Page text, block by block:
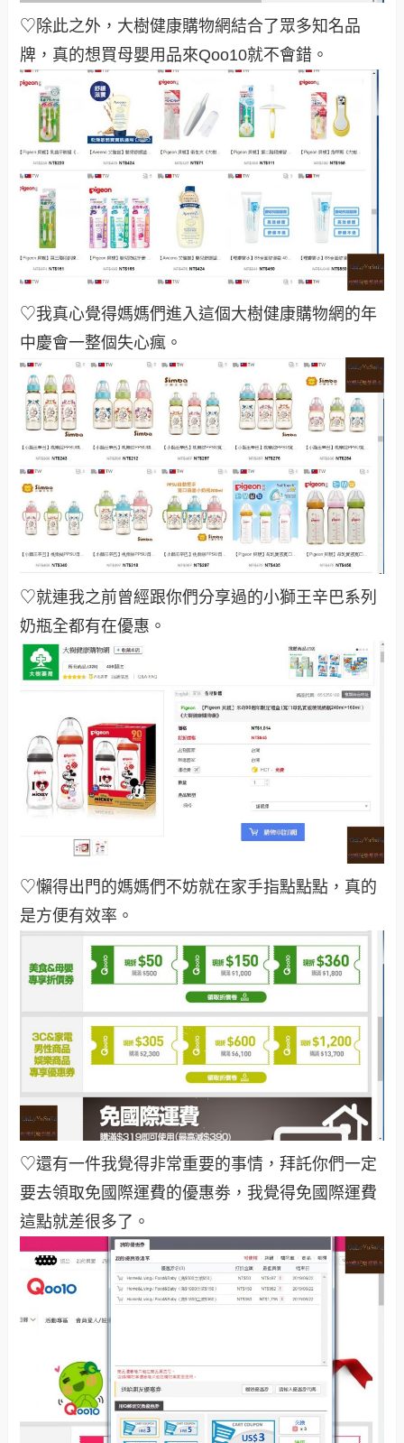
♡除此之外，大樹健康購物網結合了眾多知名品
牌，真的想買母嬰用品來Qoo10就不會錯 。
♡我真心覺得媽媽們進入這個大樹健康購物網的年
中慶會一整個失心瘋 。
♡就連我之前曾經跟你們分享過的小獅王辛巴系列
奶瓶全都有在優惠 。
♡懶得出門的媽媽們不妨就在家手指點點點，真的
是方便有效率 。
♡還有一件我覺得非常重要的事情，拜託你們一定
要去領取免國際運費的優惠劵，我覺得免國際運費
這點就差很多了 。